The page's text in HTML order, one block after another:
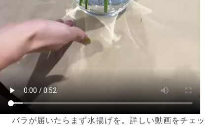
バラが届いたらまず水揚げを。詳しい動画をチェッ